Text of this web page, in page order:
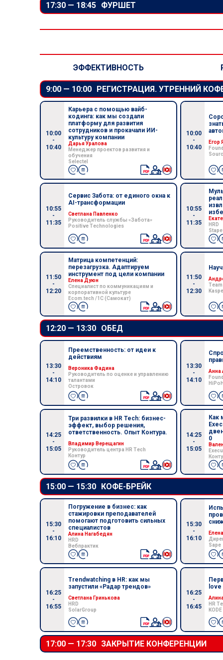
17:30 — 18:45 ФУРШЕТ
ЭФФЕКТИВНОСТЬ
9:00 — 10:00 РЕГИСТРАЦИЯ. УТРЕННИЙ
10:00
-
10:40
Карьера с помощью вайб-
кодинга: как мы создали
платформу для развития
сотрудников и прокачали ИИ-
культуру компании
Дарья Уралова
Менеджер проектов развития и
обучения
Selectel
10:00
-
10:40
Егор
10:55
-
11:35
Сервис Забота: от единого окна к
AI-трансформации
Светлана Павленко
Руководитель службы «Забота»
Positive Technologies
10:55
-
11:35
HRD
Stape
11:50
-
12:20
Матрица компетенций:
перезагрузка. Адаптируем
инструмент под цели компании
Елена Дуюн
Специалист по коммуникациям и
корпоративной культуре
Ecom.tech /1C (Самокат)
11:50
-
12:30
Team
12:20 — 13:30 ОБЕД
13:30
-
14:10
Преемственность: от идеи к
действиям
Вероника Фадина
Руководитель по оценке и управлению
талантами
Островок
13:30
-
14:10
Анна
14:25
-
15:05
Три развилки в HR Tech: бизнес-
эффект, выбор решения,
ответственность. Опыт Контура.
Владимир Верещагин
Руководитель центра HR Tech
Контур
14:25
-
15:05
Как
0
15:00 — 15:30 КОФЕ-БРЕЙК
15:30
-
16:10
Погружение в бизнес: как
стажировки преподавателей
помогают подготовить сильных
специалистов
Алина Нагабедян
HRD
Вебпрактик
15:30
-
16:10
Sape
16:25
-
16:55
Trendwatching в HR: как мы
запустили «Радар трендов»
Светлана Гринькова
HRD
SolarGroup
16:25
-
16:45
HR
KODE
17:00 — 17:30 ЗАКРЫТИЕ КОНФЕРЕНЦИИ